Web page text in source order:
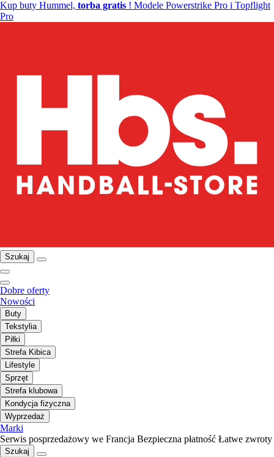
Kup buty Hummel, torba gratis ! Modele Powerstrike Pro i Topflight
Pro
Szukaj
Dobre oferty
Nowości
Buty
Tekstylia
Piłki
Strefa Kibica
Lifestyle
Sprzęt
Strefa klubowa
Kondycja fizyczna
Wyprzedaż
Marki
Serwis posprzedażowy we Francja Bezpieczna płatność Łatwe zwroty
Szukaj